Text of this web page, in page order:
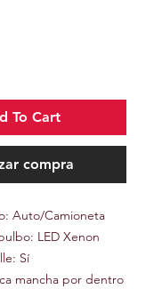
To Cart
compra
Auto/Camioneta
LED Xenon
Sí
mancha por dentro